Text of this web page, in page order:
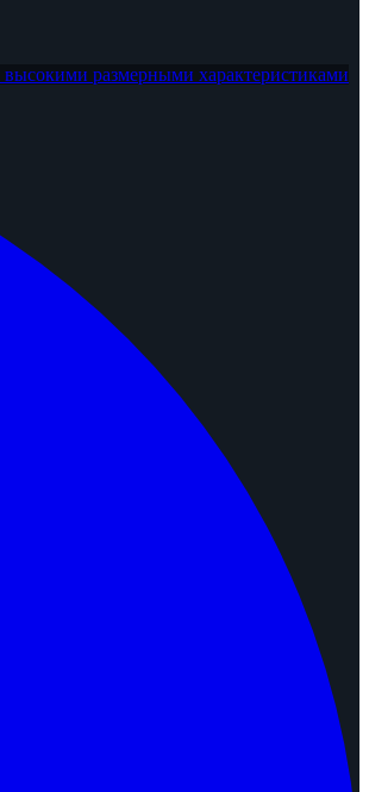
высокими размерными характеристиками